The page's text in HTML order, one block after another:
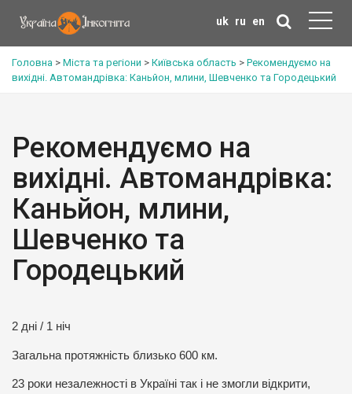
uk ru en
Головна > Міста та регіони > Київська область > Рекомендуємо на
вихідні. Автомандрівка: Каньйон, млини, Шевченко та Городецький
Рекомендуємо на
вихідні. Автомандрівка:
Каньйон, млини,
Шевченко та
Городецький
2 дні / 1 ніч
Загальна протяжність близько 600 км.
23 роки незалежності в Україні так і не змогли відкрити,